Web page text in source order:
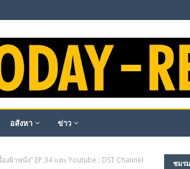
อสังหา ข่าว
ผิวหนัง” EP.34 และ Youtube : DST Channel
ชมร